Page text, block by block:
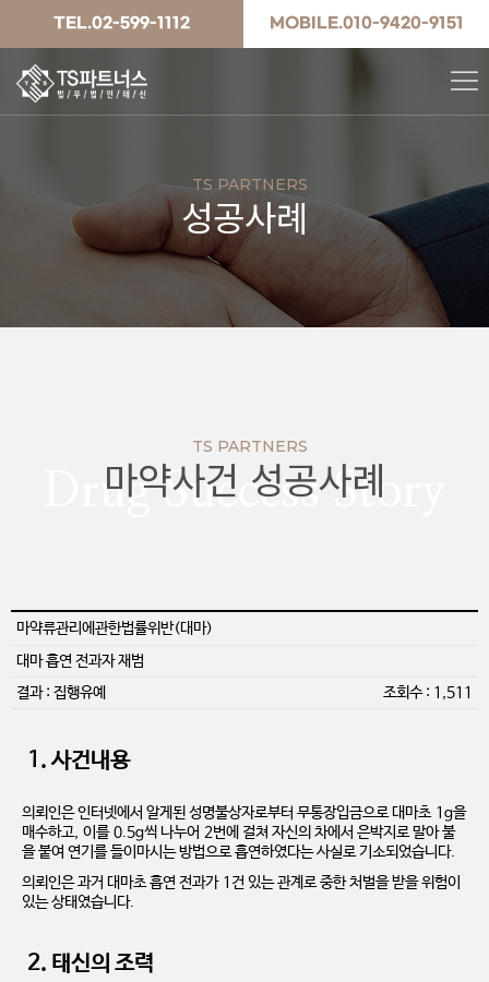
TEL.02-599-1112 MOBILE.010-9420-9151
TS PARTNERS
성공사례
TS PARTNERS
마약사건 성공사례
Drug Success Story
마약류관리에관한법률위반(대마)
대마 흡연 전과자 재범
결과 : 집행유예
조회수 : 1,511
1. 사건내용
의뢰인은 인터넷에서 알게된 성명불상자로부터 무통장입금으로 대마초 1g을
매수하고, 이를 0.5g씩 나누어 2번에 걸쳐 자신의 차에서 은박지로 말아 불
을 붙여 연기를 들이마시는 방법으로 흡연하였다는 사실로 기소되었습니다.
의뢰인은 과거 대마초 흡연 전과가 1건 있는 관계로 중한 처벌을 받을 위험이
있는 상태였습니다.
2. 태신의 조력